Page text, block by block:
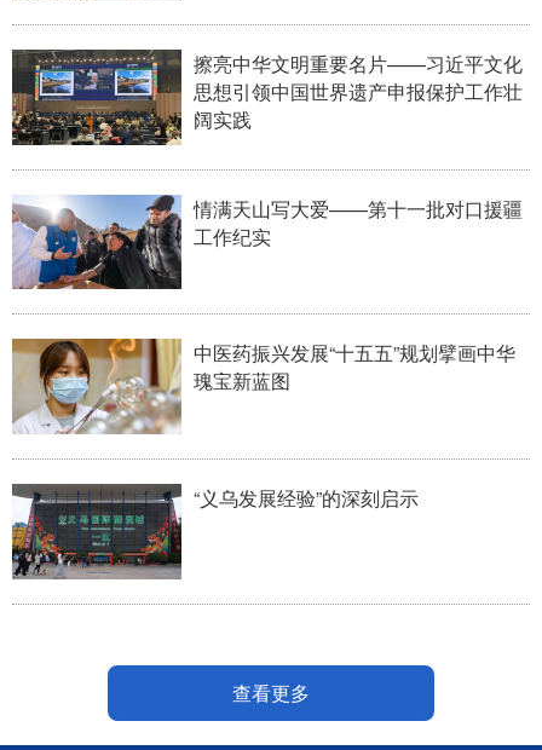
擦亮中华文明重要名片——习近平文化
思想引领中国世界遗产申报保护工作壮
阔实践
情满天山写大爱——第十一批对口援疆
工作纪实
中医药振兴发展“十五五”规划擘画中华
瑰宝新蓝图
“义乌发展经验”的深刻启示
查看更多